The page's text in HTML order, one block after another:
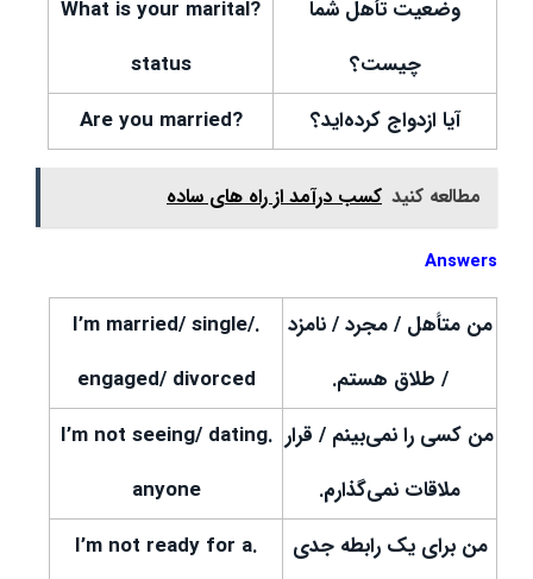
وضعیت تأهل شما
چیست؟
?What is your marital
status
آیا ازدواج کرده‌اید؟
?Are you married
مطالعه کنید کسب درآمد از راه های ساده
Answers
من متأهل / مجرد / نامزد
/ طلاق هستم.
.I’m married/ single/
engaged/ divorced
من کسی را نمی‌بینم / قرار
ملاقات نمی‌گذارم.
.I’m not seeing/ dating
anyone
من برای یک رابطه جدی
.I’m not ready for a